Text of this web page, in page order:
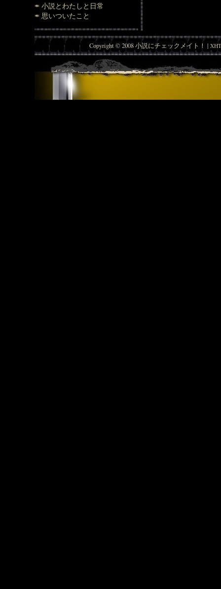
小説とわたしと日常
思いついたこと
Copyright © 2008 小説にチェックメイト！ |